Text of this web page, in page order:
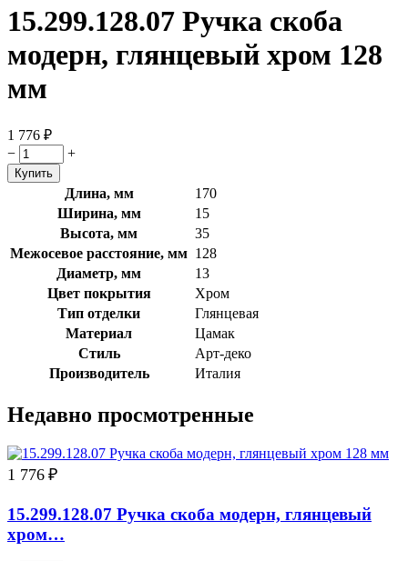
15.299.128.07 Ручка скоба
модерн, глянцевый хром 128
мм
1 776 ₽
−
+
Длина, мм
170
Ширина, мм
15
Высота, мм
35
Межосевое расстояние, мм 128
Диаметр, мм
13
Цвет покрытия
Хром
Тип отделки
Глянцевая
Материал
Цамак
Стиль
Арт-деко
Производитель
Италия
Недавно просмотренные
1 776 ₽
15.299.128.07 Ручка скоба модерн, глянцевый
хром…